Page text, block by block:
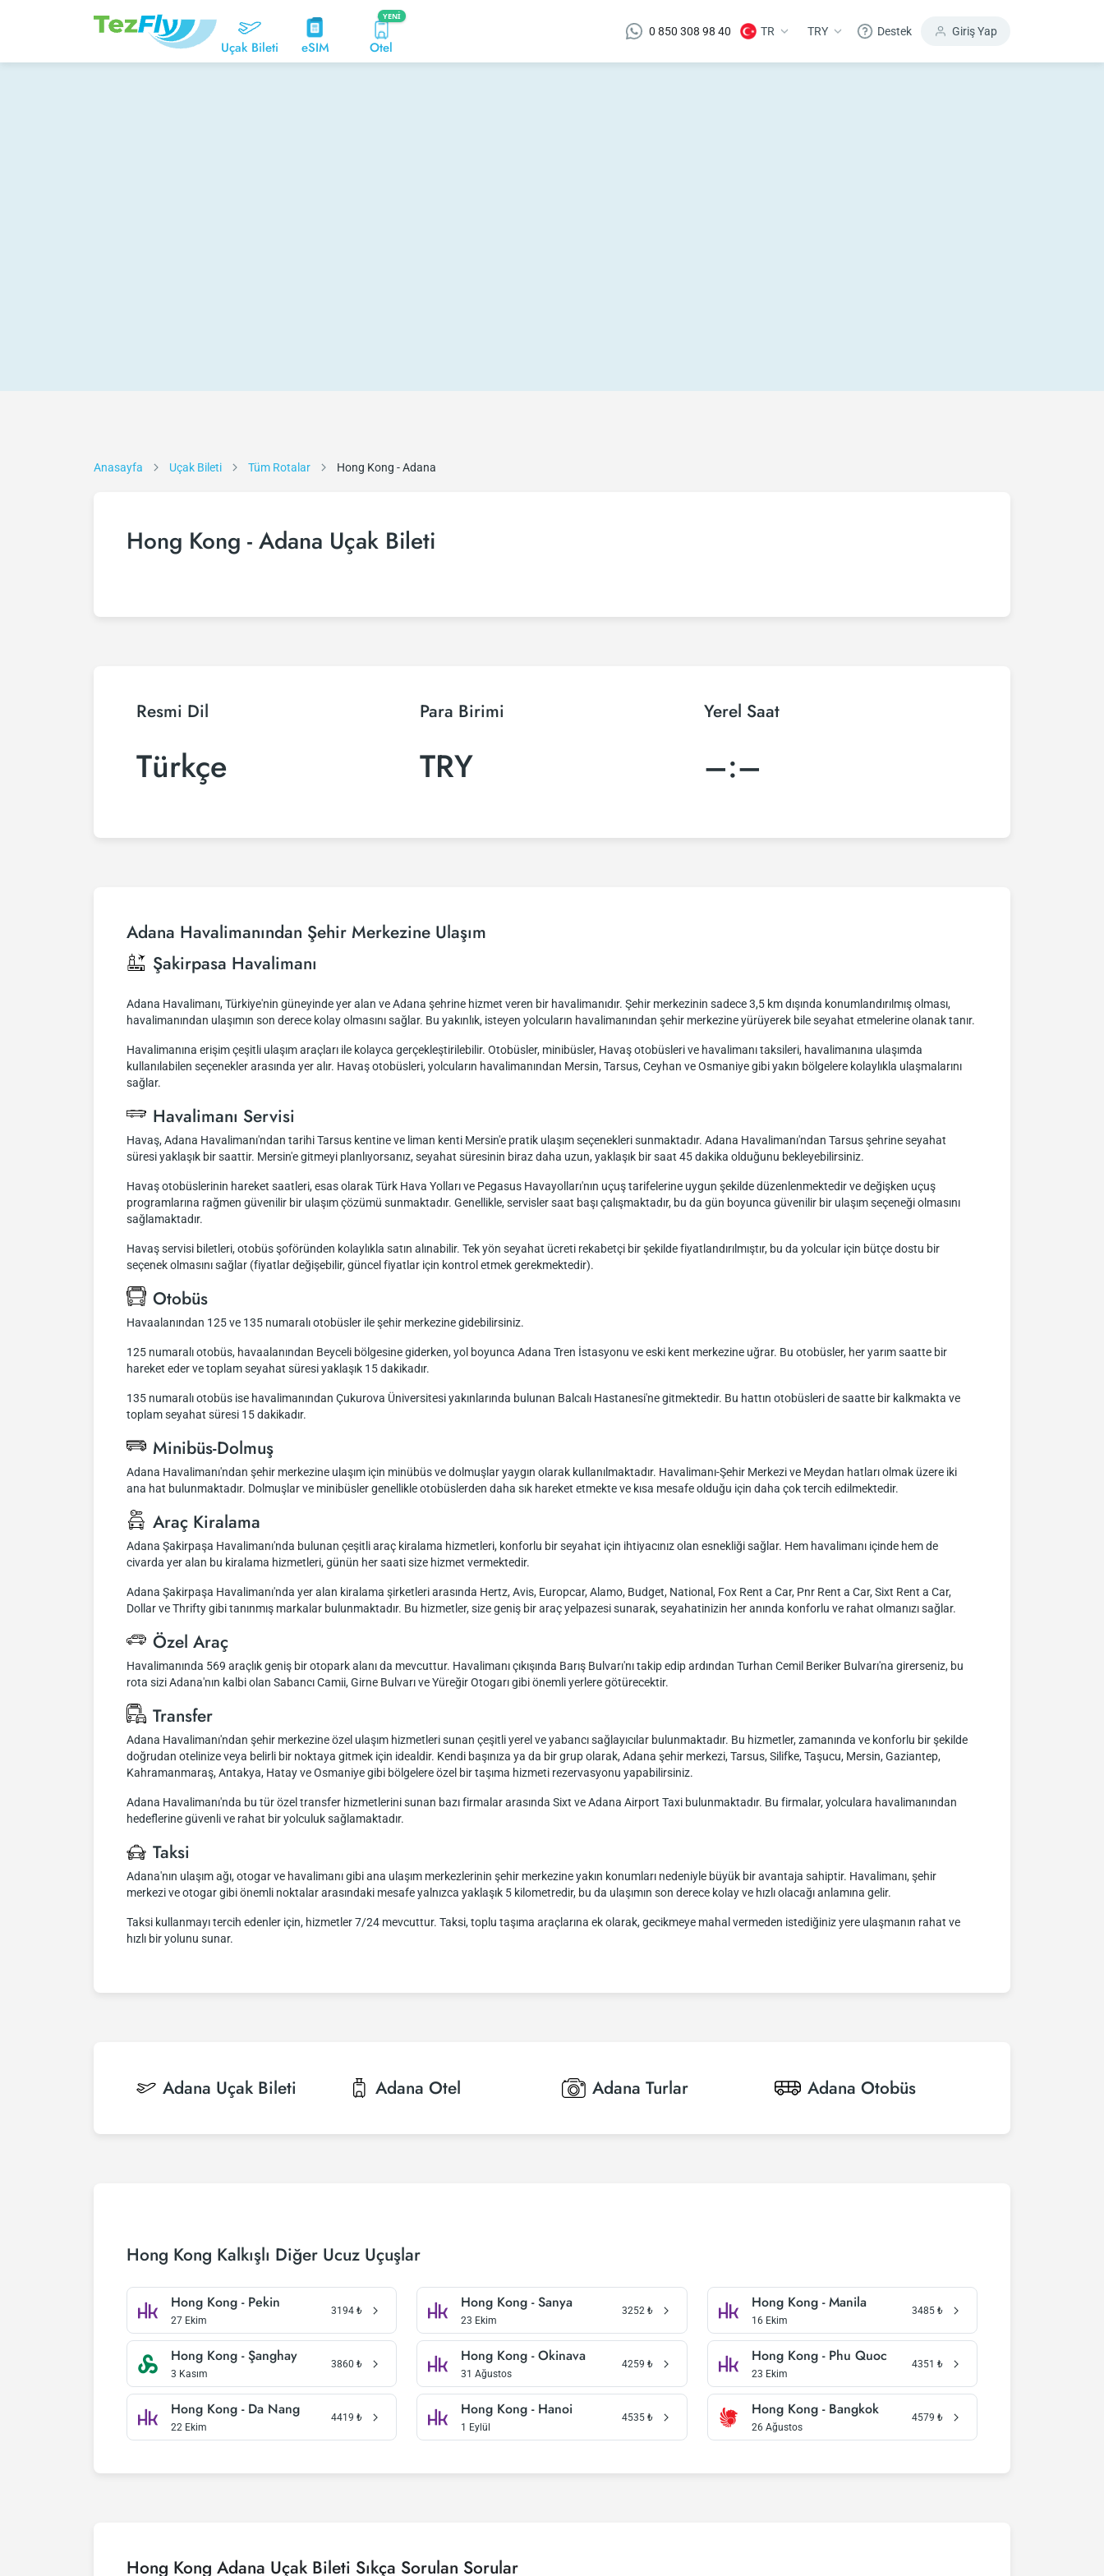
Uçak Bileti eSIM
YENI
Otel
0 850 308 98 40 TR TRY Destek Giriş Yap
Anasayfa Uçak Bileti Tüm Rotalar Hong Kong - Adana
Hong Kong - Adana Uçak Bileti
Resmi Dil
Türkçe
Para Birimi
TRY
Yerel Saat
–:–
Adana Havalimanından Şehir Merkezine Ulaşım
Şakirpasa Havalimanı
Adana Havalimanı, Türkiye'nin güneyinde yer alan ve Adana şehrine hizmet veren bir havalimanıdır. Şehir merkezinin sadece 3,5 km dışında konumlandırılmış olması,
havalimanından ulaşımın son derece kolay olmasını sağlar. Bu yakınlık, isteyen yolcuların havalimanından şehir merkezine yürüyerek bile seyahat etmelerine olanak tanır.
Havalimanına erişim çeşitli ulaşım araçları ile kolayca gerçekleştirilebilir. Otobüsler, minibüsler, Havaş otobüsleri ve havalimanı taksileri, havalimanına ulaşımda
kullanılabilen seçenekler arasında yer alır. Havaş otobüsleri, yolcuların havalimanından Mersin, Tarsus, Ceyhan ve Osmaniye gibi yakın bölgelere kolaylıkla ulaşmalarını
sağlar.
Havalimanı Servisi
Havaş, Adana Havalimanı'ndan tarihi Tarsus kentine ve liman kenti Mersin'e pratik ulaşım seçenekleri sunmaktadır. Adana Havalimanı'ndan Tarsus şehrine seyahat
süresi yaklaşık bir saattir. Mersin'e gitmeyi planlıyorsanız, seyahat süresinin biraz daha uzun, yaklaşık bir saat 45 dakika olduğunu bekleyebilirsiniz.
Havaş otobüslerinin hareket saatleri, esas olarak Türk Hava Yolları ve Pegasus Havayolları'nın uçuş tarifelerine uygun şekilde düzenlenmektedir ve değişken uçuş
programlarına rağmen güvenilir bir ulaşım çözümü sunmaktadır. Genellikle, servisler saat başı çalışmaktadır, bu da gün boyunca güvenilir bir ulaşım seçeneği olmasını
sağlamaktadır.
Havaş servisi biletleri, otobüs şoföründen kolaylıkla satın alınabilir. Tek yön seyahat ücreti rekabetçi bir şekilde fiyatlandırılmıştır, bu da yolcular için bütçe dostu bir
seçenek olmasını sağlar (fiyatlar değişebilir, güncel fiyatlar için kontrol etmek gerekmektedir).
Otobüs
Havaalanından 125 ve 135 numaralı otobüsler ile şehir merkezine gidebilirsiniz.
125 numaralı otobüs, havaalanından Beyceli bölgesine giderken, yol boyunca Adana Tren İstasyonu ve eski kent merkezine uğrar. Bu otobüsler, her yarım saatte bir
hareket eder ve toplam seyahat süresi yaklaşık 15 dakikadır.
135 numaralı otobüs ise havalimanından Çukurova Üniversitesi yakınlarında bulunan Balcalı Hastanesi'ne gitmektedir. Bu hattın otobüsleri de saatte bir kalkmakta ve
toplam seyahat süresi 15 dakikadır.
Minibüs-Dolmuş
Adana Havalimanı'ndan şehir merkezine ulaşım için minübüs ve dolmuşlar yaygın olarak kullanılmaktadır. Havalimanı-Şehir Merkezi ve Meydan hatları olmak üzere iki
ana hat bulunmaktadır. Dolmuşlar ve minibüsler genellikle otobüslerden daha sık hareket etmekte ve kısa mesafe olduğu için daha çok tercih edilmektedir.
Araç Kiralama
Adana Şakirpaşa Havalimanı'nda bulunan çeşitli araç kiralama hizmetleri, konforlu bir seyahat için ihtiyacınız olan esnekliği sağlar. Hem havalimanı içinde hem de
civarda yer alan bu kiralama hizmetleri, günün her saati size hizmet vermektedir.
Adana Şakirpaşa Havalimanı'nda yer alan kiralama şirketleri arasında Hertz, Avis, Europcar, Alamo, Budget, National, Fox Rent a Car, Pnr Rent a Car, Sixt Rent a Car,
Dollar ve Thrifty gibi tanınmış markalar bulunmaktadır. Bu hizmetler, size geniş bir araç yelpazesi sunarak, seyahatinizin her anında konforlu ve rahat olmanızı sağlar.
Özel Araç
Havalimanında 569 araçlık geniş bir otopark alanı da mevcuttur. Havalimanı çıkışında Barış Bulvarı'nı takip edip ardından Turhan Cemil Beriker Bulvarı'na girerseniz, bu
rota sizi Adana'nın kalbi olan Sabancı Camii, Girne Bulvarı ve Yüreğir Otogarı gibi önemli yerlere götürecektir.
Transfer
Adana Havalimanı'ndan şehir merkezine özel ulaşım hizmetleri sunan çeşitli yerel ve yabancı sağlayıcılar bulunmaktadır. Bu hizmetler, zamanında ve konforlu bir şekilde
doğrudan otelinize veya belirli bir noktaya gitmek için idealdir. Kendi başınıza ya da bir grup olarak, Adana şehir merkezi, Tarsus, Silifke, Taşucu, Mersin, Gaziantep,
Kahramanmaraş, Antakya, Hatay ve Osmaniye gibi bölgelere özel bir taşıma hizmeti rezervasyonu yapabilirsiniz.
Adana Havalimanı'nda bu tür özel transfer hizmetlerini sunan bazı firmalar arasında Sixt ve Adana Airport Taxi bulunmaktadır. Bu firmalar, yolculara havalimanından
hedeflerine güvenli ve rahat bir yolculuk sağlamaktadır.
Taksi
Adana'nın ulaşım ağı, otogar ve havalimanı gibi ana ulaşım merkezlerinin şehir merkezine yakın konumları nedeniyle büyük bir avantaja sahiptir. Havalimanı, şehir
merkezi ve otogar gibi önemli noktalar arasındaki mesafe yalnızca yaklaşık 5 kilometredir, bu da ulaşımın son derece kolay ve hızlı olacağı anlamına gelir.
Taksi kullanmayı tercih edenler için, hizmetler 7/24 mevcuttur. Taksi, toplu taşıma araçlarına ek olarak, gecikmeye mahal vermeden istediğiniz yere ulaşmanın rahat ve
hızlı bir yolunu sunar.
Adana Uçak Bileti Adana Otel Adana Turlar Adana Otobüs
Hong Kong Kalkışlı Diğer Ucuz Uçuşlar
Hong Kong - Pekin
27 Ekim
3194 ₺ Hong Kong - Sanya
23 Ekim
3252 ₺ Hong Kong - Manila
16 Ekim
3485 ₺
Hong Kong - Şanghay
3 Kasım
3860 ₺ Hong Kong - Okinava
31 Ağustos
4259 ₺ Hong Kong - Phu Quoc
23 Ekim
4351 ₺
Hong Kong - Da Nang
22 Ekim
4419 ₺ Hong Kong - Hanoi
1 Eylül
4535 ₺ Hong Kong - Bangkok
26 Ağustos
4579 ₺
Hong Kong Adana Uçak Bileti Sıkça Sorulan Sorular